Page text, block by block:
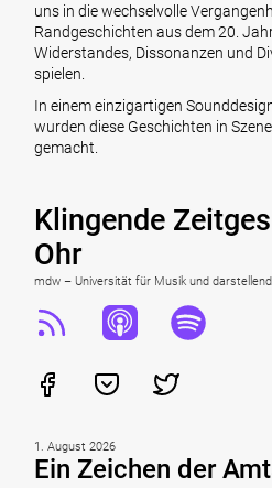
uns in die wechselvolle
Randgeschichten aus dem 20.
Widerstandes, Dissonanzen und
spielen.
In einem einzigartigen
wurden diese Geschichten in
gemacht.
Klingende
Ohr
mdw – Universität für Musik und
1. August 2026
Ein Zeichen der